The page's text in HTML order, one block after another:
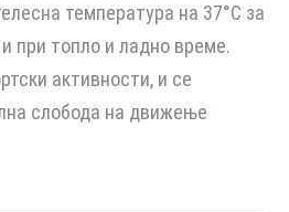
температура на 37°C за
при топло и ладно време.
активности, и се
слобода на движење